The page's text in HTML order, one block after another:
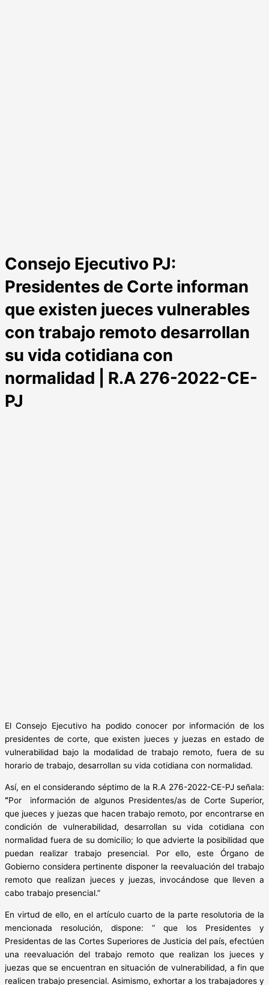
Consejo Ejecutivo PJ:
Presidentes de Corte informan
que existen jueces vulnerables
con trabajo remoto desarrollan
su vida cotidiana con
normalidad | R.A 276-2022-CE-
PJ
El Consejo Ejecutivo ha podido conocer por información de los
presidentes de corte, que existen jueces y juezas en estado de
vulnerabilidad bajo la modalidad de trabajo remoto, fuera de su
horario de trabajo, desarrollan su vida cotidiana con normalidad.
Así, en el considerando séptimo de la R.A 276-2022-CE-PJ señala:
“Por información de algunos Presidentes/as de Corte Superior,
que jueces y juezas que hacen trabajo remoto, por encontrarse en
condición de vulnerabilidad, desarrollan su vida cotidiana con
normalidad fuera de su domicilio; lo que advierte la posibilidad que
puedan realizar trabajo presencial. Por ello, este Órgano de
Gobierno considera pertinente disponer la reevaluación del trabajo
remoto que realizan jueces y juezas, invocándose que lleven a
cabo trabajo presencial.”
En virtud de ello, en el artículo cuarto de la parte resolutoria de la
mencionada resolución, dispone: “ que los Presidentes y
Presidentas de las Cortes Superiores de Justicia del país, efectúen
una reevaluación del trabajo remoto que realizan los jueces y
juezas que se encuentran en situación de vulnerabilidad, a fin que
realicen trabajo presencial. Asimismo, exhortar a los trabajadores y